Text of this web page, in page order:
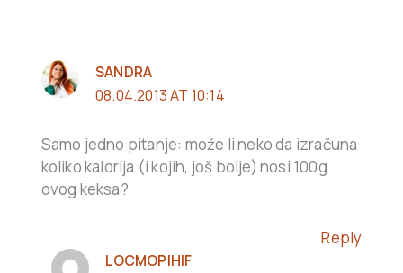
SANDRA
08.04.2013 AT 10:14
Samo jedno pitanje: može li neko da izračuna
koliko kalorija (i kojih, još bolje) nosi 100g
ovog keksa?
Reply
LOCMOPIHIF